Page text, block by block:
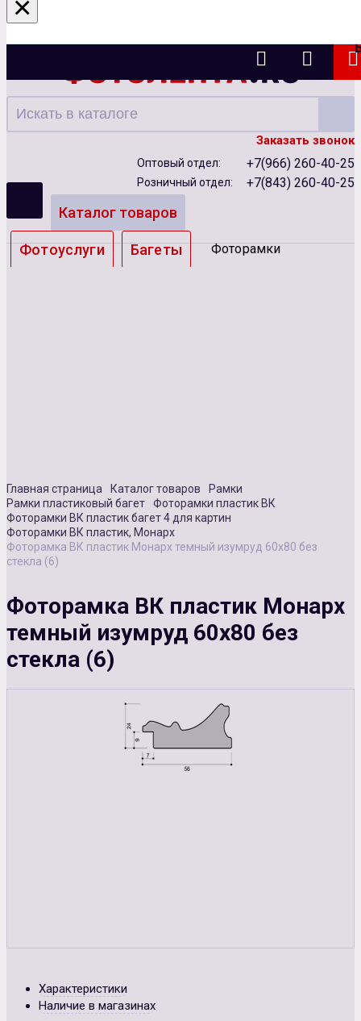
Казань
Заказать звонок
Оптовый отдел: +7(966) 260-40-25
Розничный отдел: +7(843) 260-40-25
Каталог товаров
Фотоуслуги Багеты Фоторамки
Главная страница Каталог товаров
Рамки
Рамки пластиковый багет
Фоторамки пластик ВК
Фоторамки ВК пластик багет 4 для картин
Фоторамки ВК пластик, Монарх
Фоторамка ВК пластик Монарх темный изумруд 60х80 без
стекла (6)
Фоторамка ВК пластик Монарх
темный изумруд 60х80 без
стекла (6)
Характеристики
Наличие в магазинах
×